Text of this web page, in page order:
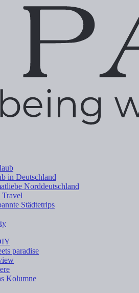
in Deutschland
Norddeutschland
Städtetrips
paradise
Kolumne